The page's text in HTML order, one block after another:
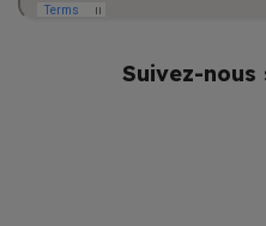
Suivez-nous